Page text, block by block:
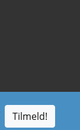
Tilmeld!